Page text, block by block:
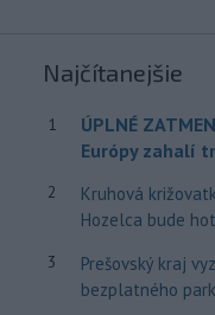
Najčítanejšie
1
ÚPLNÉ
Európy zahalí
2
Kruhová
Hozelca bude
3
Prešovský kraj
bezplatného